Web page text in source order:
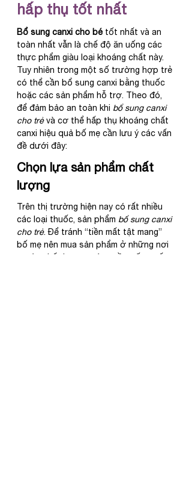
hấp thụ tốt nhất
Bổ sung canxi cho bé tốt nhất và an
toàn nhất vẫn là chế độ ăn uống các
thực phẩm giàu loại khoáng chất này.
Tuy nhiên trong một số trường hợp trẻ
có thể cần bổ sung canxi bằng thuốc
hoặc các sản phẩm hỗ trợ. Theo đó,
để đảm bảo an toàn khi bổ sung canxi
cho trẻ và cơ thể hấp thụ khoáng chất
canxi hiệu quả bố mẹ cần lưu ý các vấn
đề dưới đây:
Chọn lựa sản phẩm chất
lượng
Trên thị trường hiện nay có rất nhiều
các loại thuốc, sản phẩm bổ sung canxi
cho trẻ. Để tránh “tiền mất tật mang”
bố mẹ nên mua sản phẩm ở những nơi
uy tín, chất lượng, có nguồn gốc, xuất